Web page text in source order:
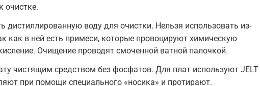
очистке.
дистиллированную воду для очистки. Нельзя использовать из-
как в ней есть примеси, которые провоцируют химическую
Очищение проводят смоченной ватной палочкой.
чистящим средством без фосфатов. Для плат используют JELT
при помощи специального «носика» и протирают.